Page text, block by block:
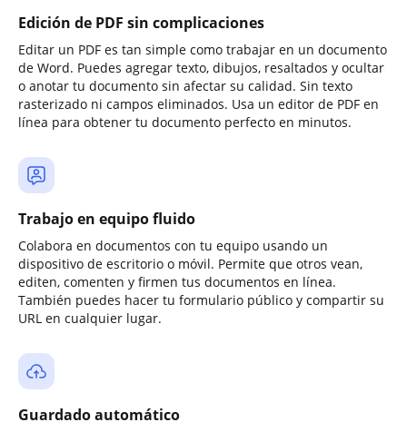
Edición de PDF sin complicaciones
Editar un PDF es tan simple como trabajar en un documento
de Word. Puedes agregar texto, dibujos, resaltados y ocultar
o anotar tu documento sin afectar su calidad. Sin texto
rasterizado ni campos eliminados. Usa un editor de PDF en
línea para obtener tu documento perfecto en minutos.
Trabajo en equipo fluido
Colabora en documentos con tu equipo usando un
dispositivo de escritorio o móvil. Permite que otros vean,
editen, comenten y firmen tus documentos en línea.
También puedes hacer tu formulario público y compartir su
URL en cualquier lugar.
Guardado automático